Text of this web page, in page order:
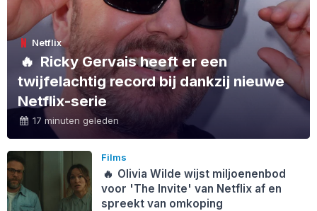
Netflix
🔥 Ricky Gervais heeft er een
twijfelachtig record bij dankzij nieuwe
Netflix-serie
17 minuten geleden
Films
🔥 Olivia Wilde wijst miljoenenbod
voor 'The Invite' van Netflix af en
spreekt van omkoping